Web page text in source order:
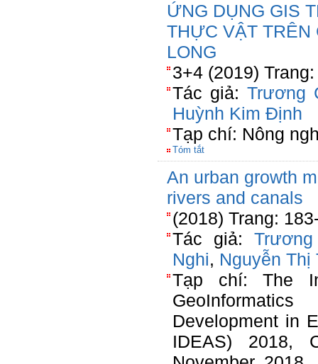
ỨNG DỤNG GIS
THỰC VẬT TRÊN
LONG
3+4 (2019)
Tác giả: Trương
Huỳnh Kim Định
Tạp chí: Nông
Tóm tắt
An urban growth
rivers and canals
(2018) Trang:
Tác giả:
Nghi, Nguyễn Thị
Tạp chí: The
Development in
IDEAS) 2018,